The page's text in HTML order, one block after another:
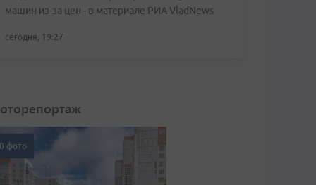
машин из-за цен - в материале РИА VladNews
сегодня, 19:27
фото